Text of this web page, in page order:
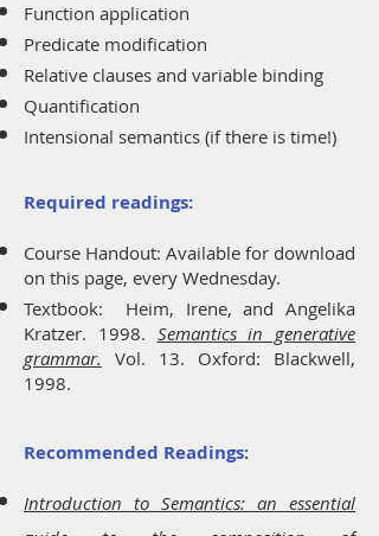
Function application
Predicate modification
Relative clauses and variable binding
Quantification
Intensional semantics (if there is time!)
Required readings:
Course Handout: Available for download
on this page, every Wednesday.
Textbook: Heim, Irene, and Angelika
Kratzer. 1998. Semantics in generative
grammar. Vol. 13. Oxford: Blackwell,
1998.
Recommended Readings:
Introduction to Semantics: an essential